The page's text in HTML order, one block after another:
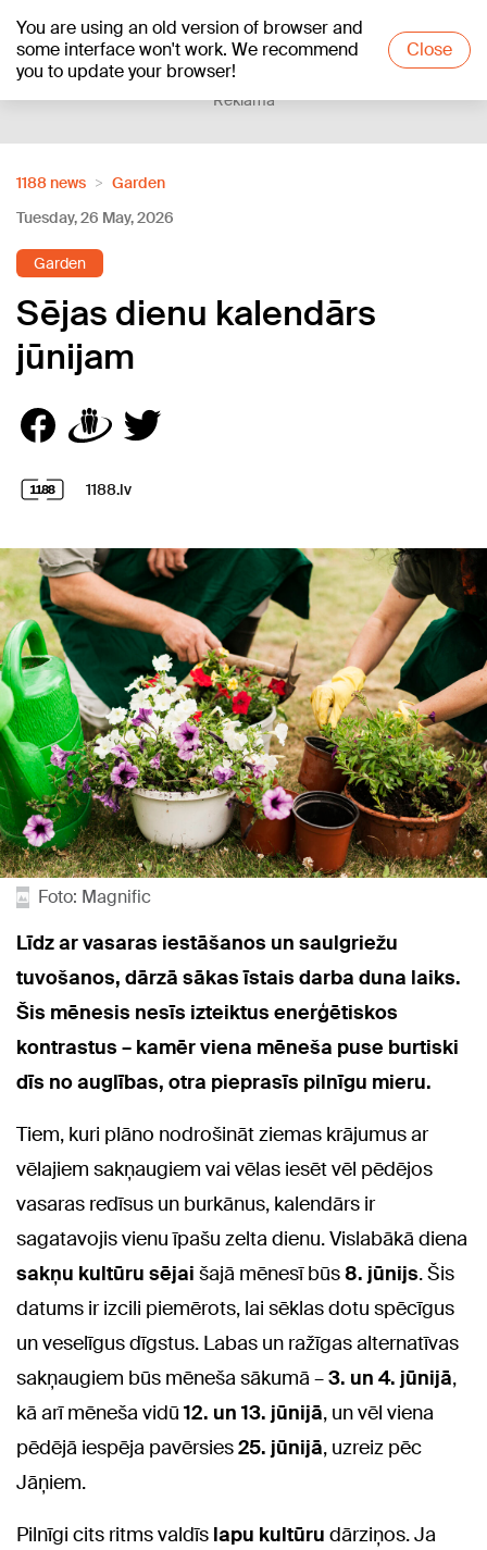
You are using an old version of browser and
some interface won't work. We recommend
you to update your browser!
Close
+16°C
Reklāma
1188 news
Garden
Tuesday, 26 May, 2026
Garden
Sējas dienu kalendārs
jūnijam
1188.lv
Foto: Magnific
Līdz ar vasaras iestāšanos un saulgriežu
tuvošanos, dārzā sākas īstais darba duna laiks.
Šis mēnesis nesīs izteiktus enerģētiskos
kontrastus – kamēr viena mēneša puse burtiski
dīs no auglības, otra pieprasīs pilnīgu mieru.
Tiem, kuri plāno nodrošināt ziemas krājumus ar
vēlajiem sakņaugiem vai vēlas iesēt vēl pēdējos
vasaras redīsus un burkānus, kalendārs ir
sagatavojis vienu īpašu zelta dienu. Vislabākā diena
sakņu kultūru sējai šajā mēnesī būs8. jūnijs. Šis
datums ir izcili piemērots, lai sēklas dotu spēcīgus
un veselīgus dīgstus. Labas un ražīgas alternatīvas
sakņaugiem būs mēneša sākumā –3. un 4. jūnijā,
kā arī mēneša vidū 12. un 13. jūnijā, un vēl viena
pēdējā iespēja pavērsies25. jūnijā, uzreiz pēc
Jāņiem.
Pilnīgi cits ritms valdīs lapu kultūru dārziņos. Ja